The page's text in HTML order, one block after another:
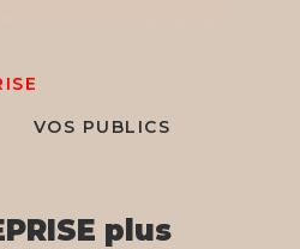
VOS PUBLICS
plus